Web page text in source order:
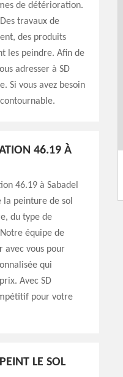
de détérioration.
travaux de
des produits
les peindre. Afin de
adresser à SD
Si vous avez besoin
46.19 À
46.19 à Sabadel
peinture de sol
du type de
équipe de
avec vous pour
qui
Avec SD
pour votre
LE SOL